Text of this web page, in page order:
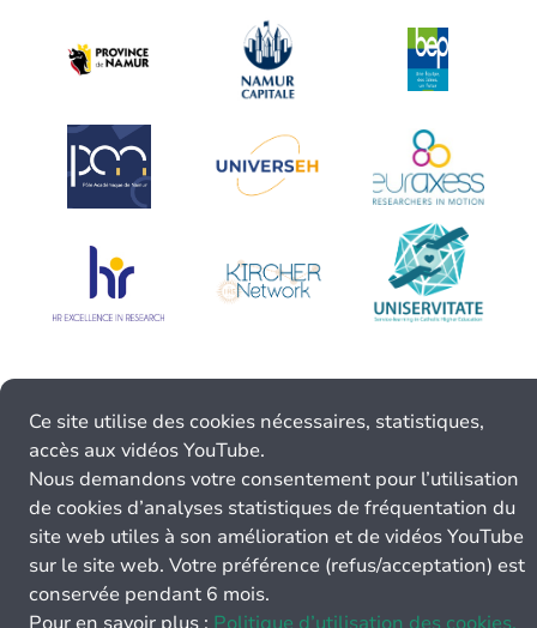
Ce site utilise des cookies nécessaires, statistiques,
accès aux vidéos YouTube.
Nous demandons votre consentement pour l’utilisation
de cookies d’analyses statistiques de fréquentation du
site web utiles à son amélioration et de vidéos YouTube
sur le site web. Votre préférence (refus/acceptation) est
conservée pendant 6 mois.